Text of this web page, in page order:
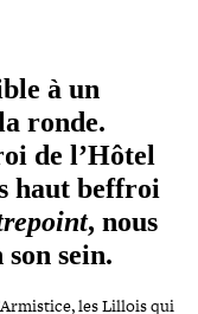
à un
ronde.
de l’Hôtel
haut beffroi
, nous
son sein.
les Lillois qui